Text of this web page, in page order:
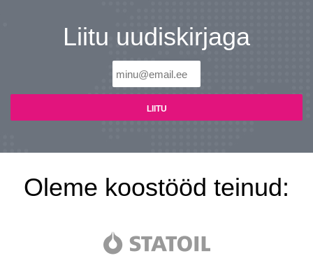
Liitu uudiskirjaga
Oleme koostööd teinud: